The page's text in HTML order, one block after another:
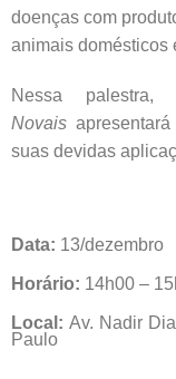
doenças com
animais domésticos
Nessa
Novais
suas devidas
Data: 13/dezembro
Horário: 14h00 –
Local: Av. Nadir
Paulo